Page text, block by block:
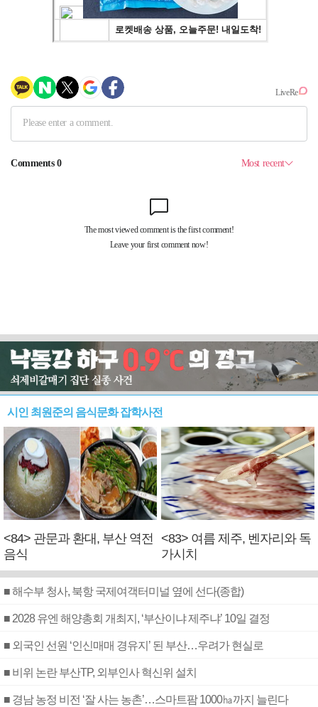
시인 최원준의 음식문화 잡학사전
<84> 관문과 환대, 부산 역전
음식
<83> 여름 제주, 벤자리와 독
가시치
■ 해수부 청사, 북항 국제여객터미널 옆에 선다(종합)
■ 2028 유엔 해양총회 개최지, ‘부산이냐 제주냐’ 10일 결정
■ 외국인 선원 ‘인신매매 경유지’ 된 부산…우려가 현실로
■ 비위 논란 부산TP, 외부인사 혁신위 설치
■ 경남 농정 비전 ‘잘 사는 농촌’…스마트팜 1000㏊까지 늘린다